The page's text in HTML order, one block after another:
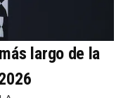
largo de la